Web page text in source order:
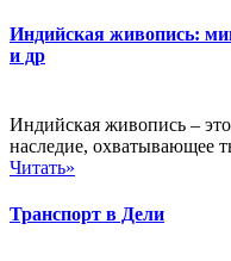
Индийская живопись:
и др
Индийская живопись –
наследие, охватывающее
Читать»
Транспорт в Дели